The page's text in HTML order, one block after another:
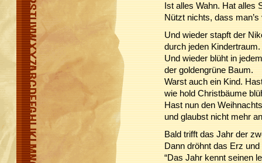
Ist alles Wahn. Hat alles
Nützt nichts, dass
Und wieder stapft der
durch jeden Kindertraum.
Und wieder blüht in
der goldengrüne Baum.
Warst auch ein Kind.
wie hold Christbäume
Hast nun den
und glaubst nicht mehr
Bald trifft das Jahr der
Dann dröhnt das Erz
“Das Jahr kennt seinen